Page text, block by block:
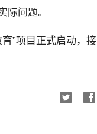
际问题。
”项目正式启动，接